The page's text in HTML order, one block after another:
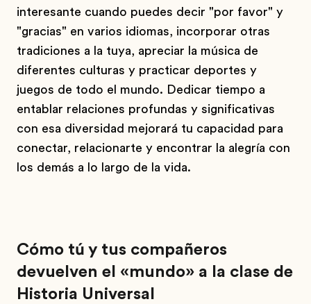
interesante cuando puedes decir "por favor" y
"gracias" en varios idiomas, incorporar otras
tradiciones a la tuya, apreciar la música de
diferentes culturas y practicar deportes y
juegos de todo el mundo. Dedicar tiempo a
entablar relaciones profundas y significativas
con esa diversidad mejorará tu capacidad para
conectar, relacionarte y encontrar la alegría con
los demás a lo largo de la vida.
Cómo tú y tus compañeros
devuelven el «mundo» a la clase de
Historia Universal